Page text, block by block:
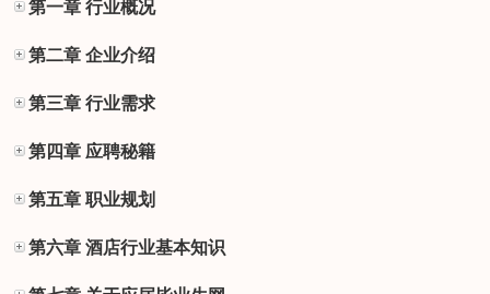
第一章 行业概况
第二章 企业介绍
第三章 行业需求
第四章 应聘秘籍
第五章 职业规划
第六章 酒店行业基本知识